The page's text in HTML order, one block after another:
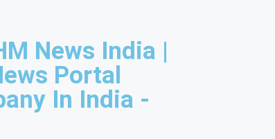
News India |
Portal
In India -